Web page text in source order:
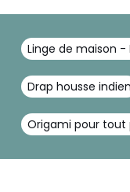
Linge de maison -
Drap housse indien
Origami pour tout